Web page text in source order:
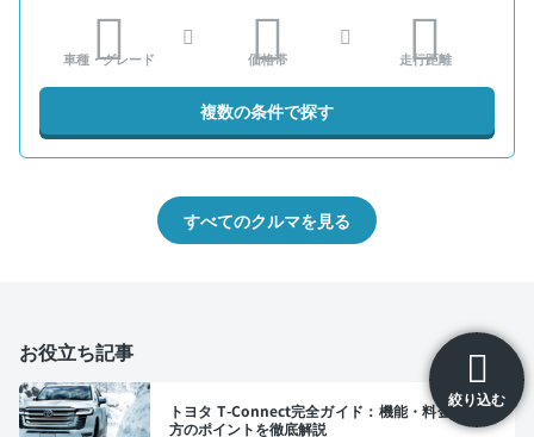
絞り込む
車種・グレード 価格帯 走行距離
複数の条件で探す
すべてのクルマを見る
お役立ち記事
トヨタ T-Connect完全ガイド：機能・料金・選び
方のポイントを徹底解説